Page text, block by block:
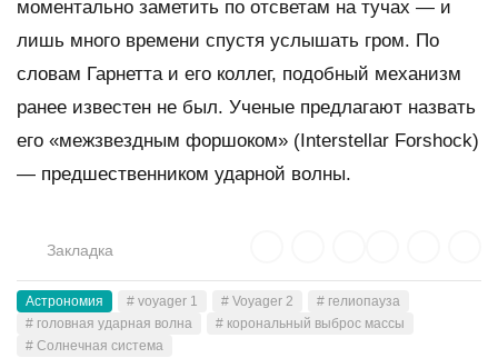
моментально заметить по отсветам на тучах — и
лишь много времени спустя услышать гром. По
словам Гарнетта и его коллег, подобный механизм
ранее известен не был. Ученые предлагают назвать
его «межзвездным форшоком» (Interstellar Forshock)
— предшественником ударной волны.
Закладка
Астрономия # voyager 1 # Voyager 2
# гелиопауза
# головная ударная волна
# корональный выброс массы
# Солнечная система